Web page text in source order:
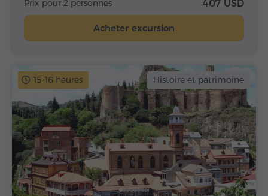
Prix pour 2 personnes 407 USD
Acheter excursion
15-16 heures Histoire et patrimoine